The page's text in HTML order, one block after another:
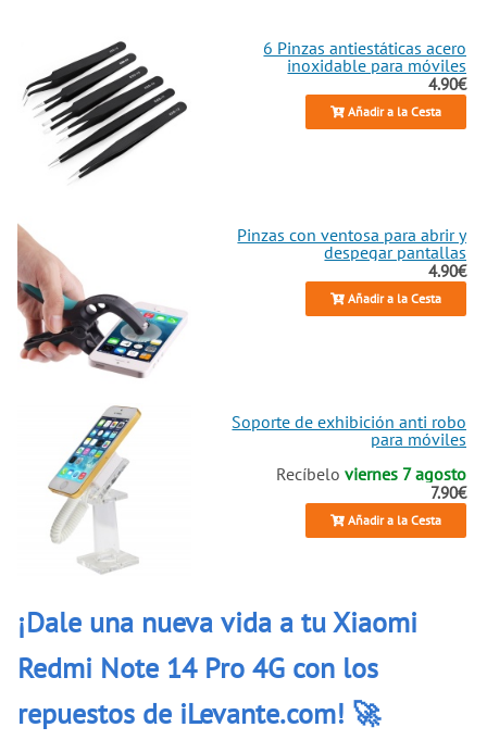
6 Pinzas antiestáticas acero
inoxidable para móviles
4.90€
Añadir a la Cesta
Pinzas con ventosa para abrir y
despegar pantallas
4.90€
Añadir a la Cesta
Soporte de exhibición anti robo
para móviles
Recíbeloviernes 7 agosto
7.90€
Añadir a la Cesta
¡Dale una nueva vida a tu Xiaomi
Redmi Note 14 Pro 4G con los
repuestos de iLevante.com! 🚀